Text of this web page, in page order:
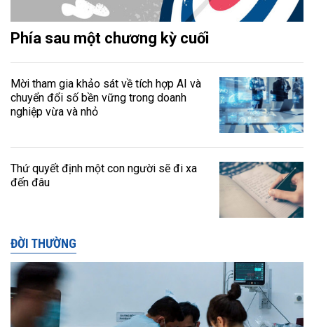
Phía sau một chương kỳ cuối
Mời tham gia khảo sát về tích hợp AI và
chuyển đổi số bền vững trong doanh
nghiệp vừa và nhỏ
Thứ quyết định một con người sẽ đi xa
đến đâu
ĐỜI THƯỜNG